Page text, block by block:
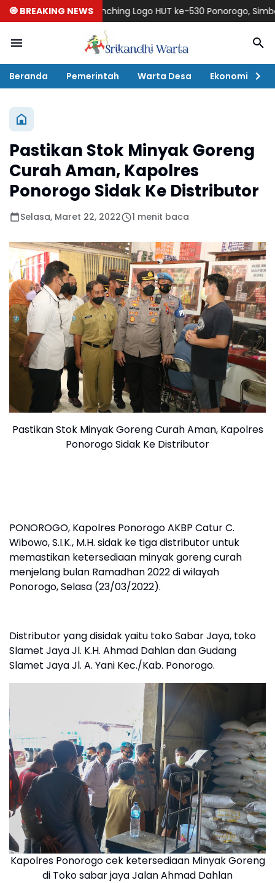
🧿 BREAKING NEWS
Launching Logo HUT ke-530 Ponorogo, Simbol
Beranda Pemerintah Warta Desa Ekonomi
Pastikan Stok Minyak Goreng
Curah Aman, Kapolres
Ponorogo Sidak Ke Distributor
Selasa, Maret 22, 2022 1 menit baca
Pastikan Stok Minyak Goreng Curah Aman, Kapolres
Ponorogo Sidak Ke Distributor
PONOROGO, Kapolres Ponorogo AKBP Catur C.
Wibowo, S.I.K., M.H. sidak ke tiga distributor untuk
memastikan ketersediaan minyak goreng curah
menjelang bulan Ramadhan 2022 di wilayah
Ponorogo, Selasa (23/03/2022).
Distributor yang disidak yaitu toko Sabar Jaya, toko
Slamet Jaya Jl. K.H. Ahmad Dahlan dan Gudang
Slamet Jaya Jl. A. Yani Kec./Kab. Ponorogo.
Kapolres Ponorogo cek ketersediaan Minyak Goreng
di Toko sabar jaya Jalan Ahmad Dahlan